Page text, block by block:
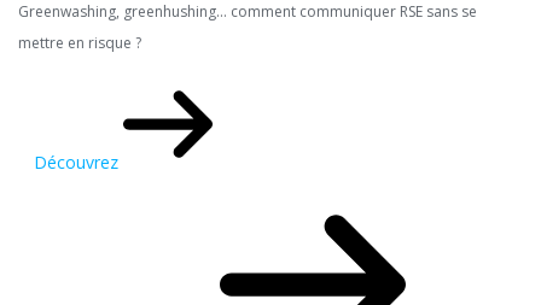
Greenwashing, greenhushing… comment communiquer RSE sans se
mettre en risque ?
Découvrez